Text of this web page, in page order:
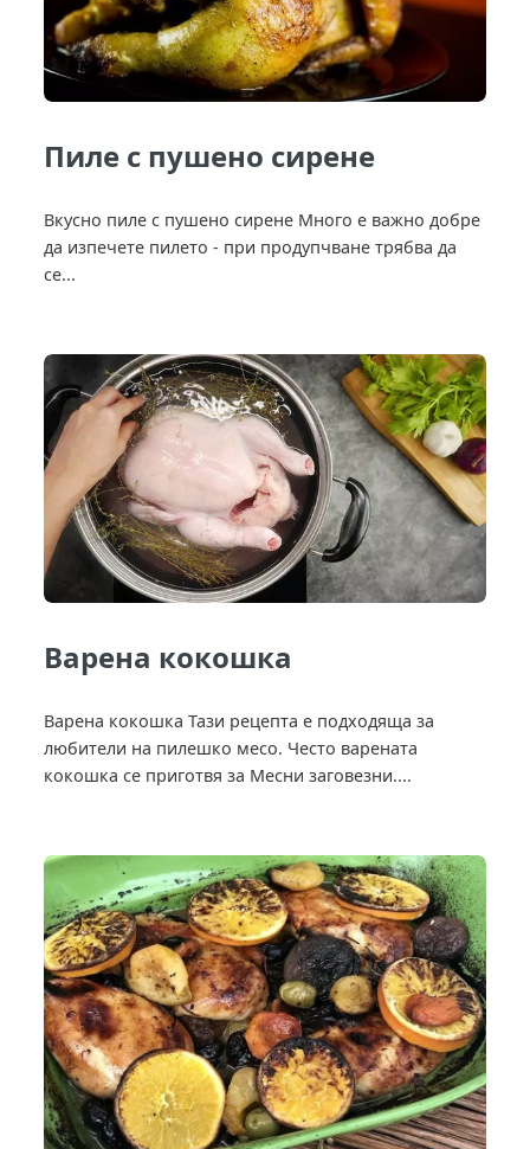
Пиле с пушено сирене
Вкусно пиле с пушено сирене Много е важно добре
да изпечете пилето - при продупчване трябва да
се...
Варена кокошка
Варена кокошка Тази рецепта е подходяща за
любители на пилешко месо. Често варената
кокошка се приготвя за Месни заговезни....